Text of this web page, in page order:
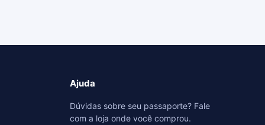
Ajuda
Dúvidas sobre seu passaporte? Fale
com a loja onde você comprou.